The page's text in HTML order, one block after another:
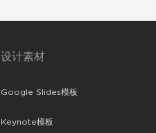
设计素材
Google Slides模板
Keynote模板